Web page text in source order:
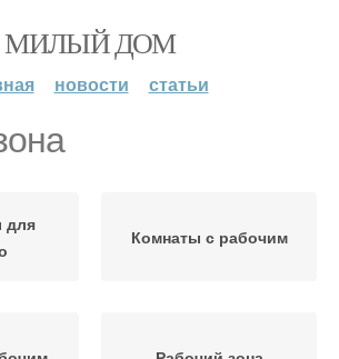
МИЛЫЙ ДОМ
новости статьи
для
Комнаты с рабочим